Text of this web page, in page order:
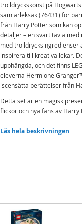
trolldryckskonst på
samlarleksak (76431) för
från Harry Potter som kan
detaljer – en svart tavla
med trolldrycksingredienser
inspirera till kreativa lekar.
upphängda, och det finns
eleverna Hermione
iscensätta berättelser från
Detta set är en magisk
flickor och nya fans av
byggset (säljs separat) som
Autentiska
för enkel lek och har en
Läs hela beskrivningen